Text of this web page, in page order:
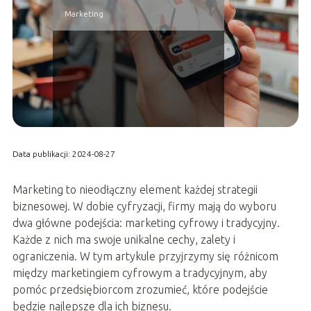
Marketing
Data publikacji: 2024-08-27
Marketing to nieodłączny element każdej strategii
biznesowej. W dobie cyfryzacji, firmy mają do wyboru
dwa główne podejścia: marketing cyfrowy i tradycyjny.
Każde z nich ma swoje unikalne cechy, zalety i
ograniczenia. W tym artykule przyjrzymy się różnicom
między marketingiem cyfrowym a tradycyjnym, aby
pomóc przedsiębiorcom zrozumieć, które podejście
będzie najlepsze dla ich biznesu.